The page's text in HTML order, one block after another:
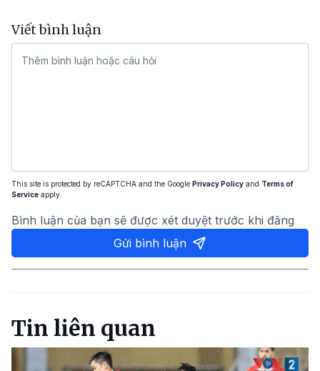
Viết bình luận
This site is protected by reCAPTCHA and the Google Privacy Policy and Terms of
Service apply.
Bình luận của bạn sẽ được xét duyệt trước khi đăng
Gửi bình luận
Tin liên quan